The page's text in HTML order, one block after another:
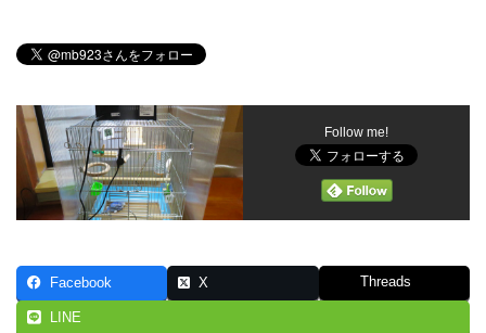
Follow me!
Facebook X Threads
LINE